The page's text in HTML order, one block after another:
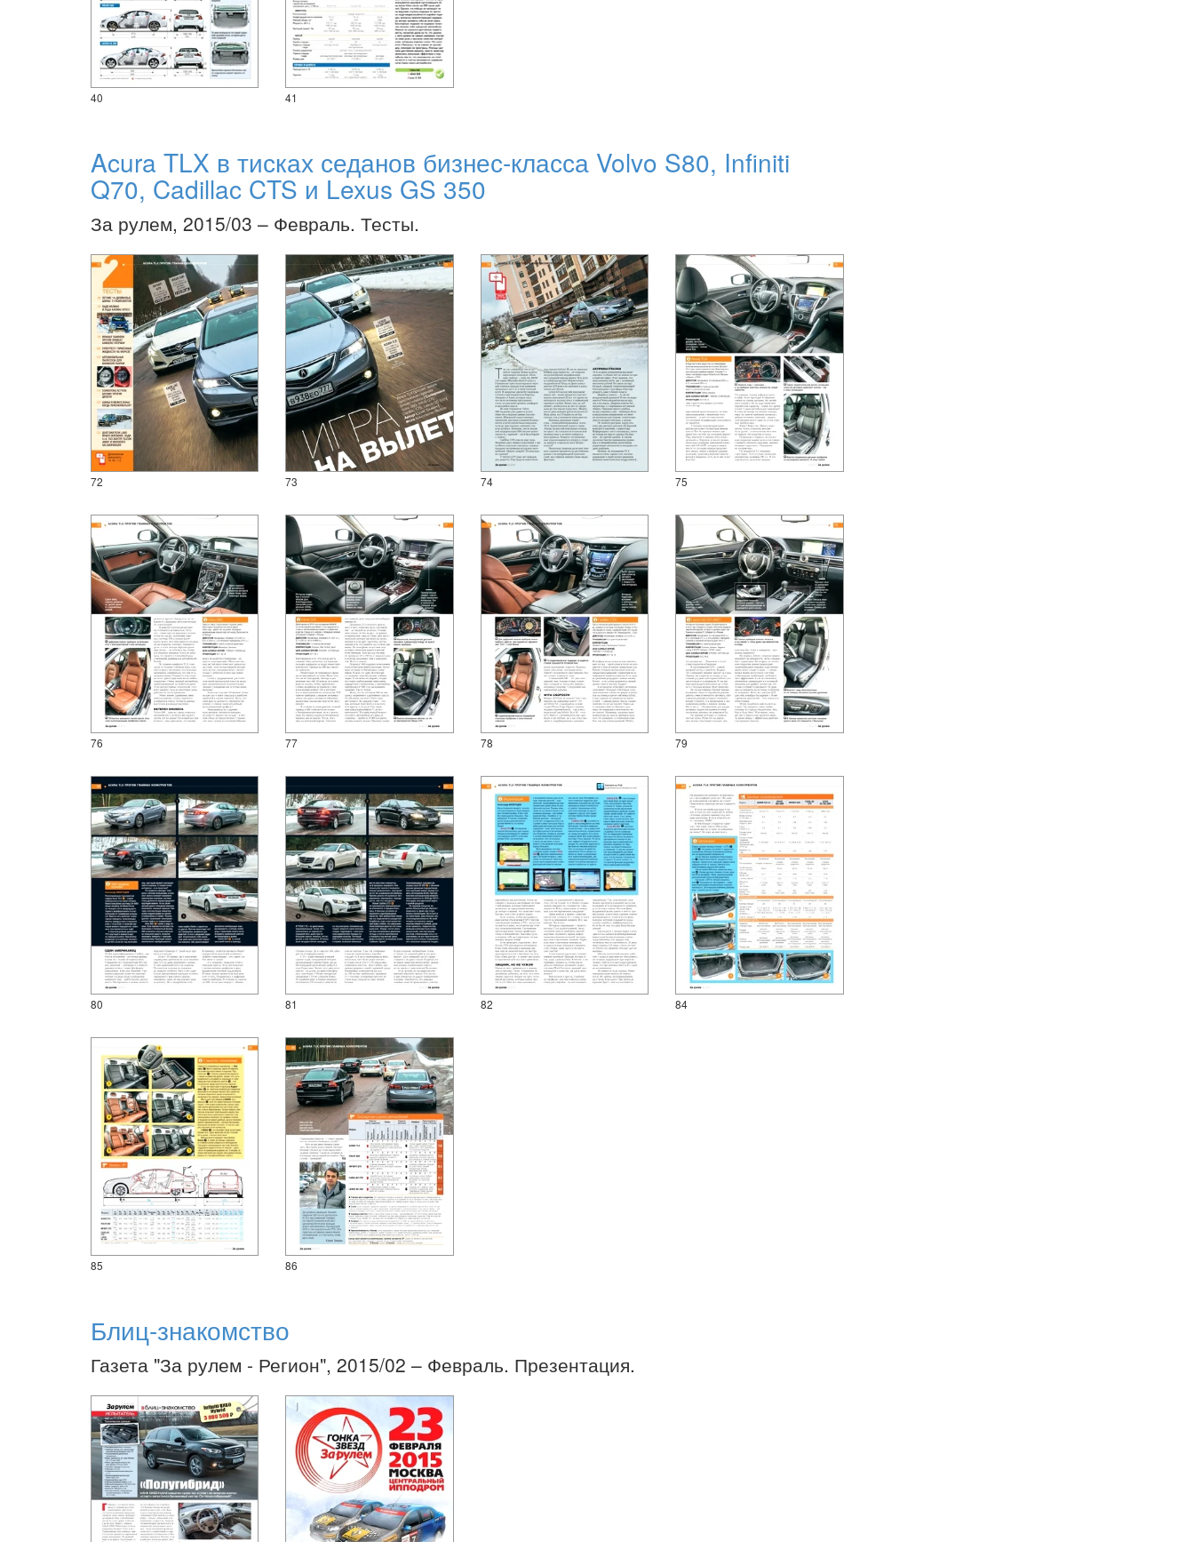
40 41
Acura TLX в тисках седанов бизнес-класса Volvo S80, Infiniti
Q70, Cadillac CTS и Lexus GS 350
За рулем, 2015/03 – Февраль. Тесты.
72 73 74 75
76 77 78 79
80 81 82 84
85 86
Блиц-знакомство
Газета "За рулем - Регион", 2015/02 – Февраль. Презентация.